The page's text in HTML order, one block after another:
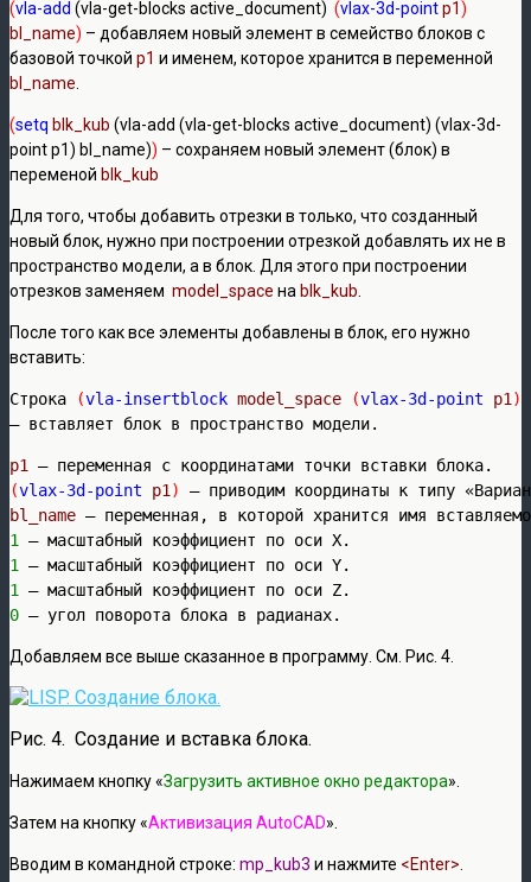
(vla-add (vla-get-blocks active_document) (vlax-3d-pointp1)
bl_name) – добавляем новый элемент в семейство блоков с
базовой точкой р1 и именем, которое хранится в переменной
bl_name
(setq blk_kub (vla-add (vla-get-blocks active_document) (vlax-3d-
point p1) bl_name)) – сохраняем новый элемент (блок) в
переменой blk_kub
Для того, чтобы добавить отрезки в только, что созданный
новый блок, нужно при построении отрезкой добавлять их не в
пространство модели, а в блок. Для этого при построении
отрезков заменяем model_space на blk_kub
После того как все элементы добавлены в блок, его нужно
вставить:
Строка (vla-insertblock model_space (vlax-3d-point p1 )
– вставляет блок в пространство модели.
р1
(vlax-3d-point p1 )
bl_name
1
1
1
0 – угол поворота блока в радианах.
Добавляем все выше сказанное в программу. См. Рис. 4.
Рис. 4. Создание и вставка блока.
Нажимаем кнопку «Загрузить активное окно редактора».
Затем на кнопку «Активизация AutoCAD».
Вводим в командной строке: mp_kub3 и нажмите <Enter>